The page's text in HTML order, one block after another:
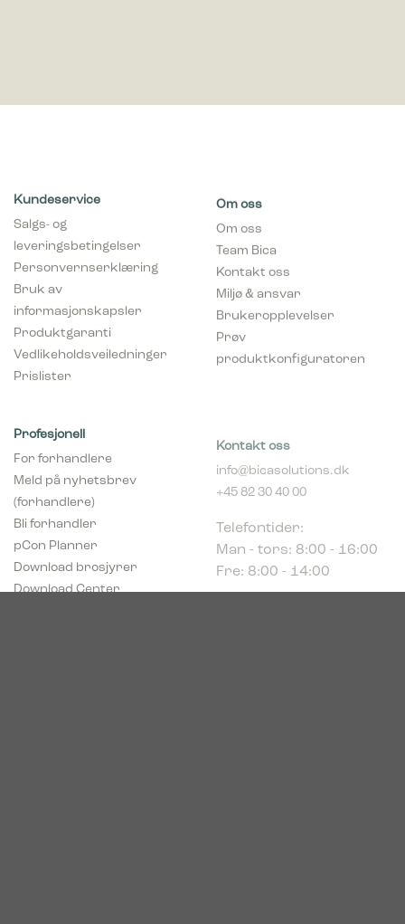
Kundeservice
Salgs- og
leveringsbetingelser
Personvernserklæring
Bruk av
informasjonskapsler
Produktgaranti
Vedlikeholdsveiledninger
Prislister
Om oss
Om oss
Team Bica
Kontakt oss
Miljø & ansvar
Brukeropplevelser
Prøv
produktkonfiguratoren
Profesjonell
For forhandlere
Meld på nyhetsbrev
(forhandlere)
Bli forhandler
pCon Planner
Download brosjyrer
Download Center
+45 82 30 40 00
Man - tors: 8:00 - 16:00
Fre: 8:00 - 14:00
Norge